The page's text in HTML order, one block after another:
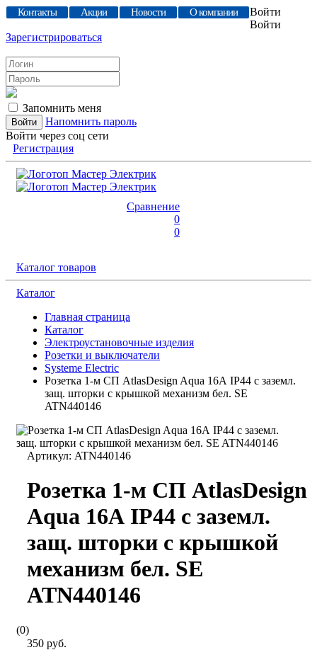
Контакты Акции Новости О компании
Войти
Войти
Зарегистрироваться
Запомнить меня
Напомнить пароль
Войти через соц сети
Регистрация
Сравнение
0
0
Каталог товаров
Каталог
Главная страница
Каталог
Электроустановочные изделия
Розетки и выключатели
Systeme Electric
Розетка 1-м СП AtlasDesign Aqua 16А IP44 с заземл.
защ. шторки с крышкой механизм бел. SE
ATN440146
Артикул: ATN440146
Розетка 1-м СП AtlasDesign
Aqua 16А IP44 с заземл.
защ. шторки с крышкой
механизм бел. SE
ATN440146
(0)
350 руб.